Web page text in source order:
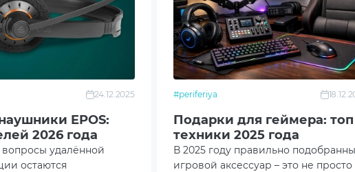
на звонок
Android
24.12.2025
EPOS:
2026 года
вопросы удалённой
остаются
#periferiya
Подарки для геймера: топ
техники 2025 года
В 2025 году правильно
игровой аксессуар – это не просто